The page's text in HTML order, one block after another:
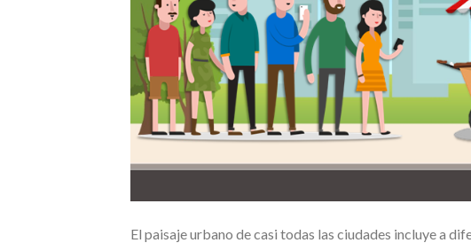
El paisaje urbano de casi todas las ciudades incluye a